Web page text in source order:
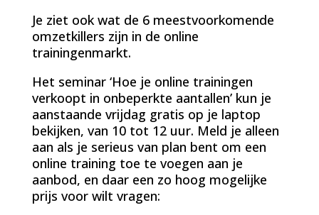
Je ziet ook wat de 6 meestvoorkomende
omzetkillers zijn in de online
trainingenmarkt.
Het seminar ‘Hoe je online trainingen
verkoopt in onbeperkte aantallen’ kun je
aanstaande vrijdag gratis op je laptop
bekijken, van 10 tot 12 uur. Meld je alleen
aan als je serieus van plan bent om een
online training toe te voegen aan je
aanbod, en daar een zo hoog mogelijke
prijs voor wilt vragen: